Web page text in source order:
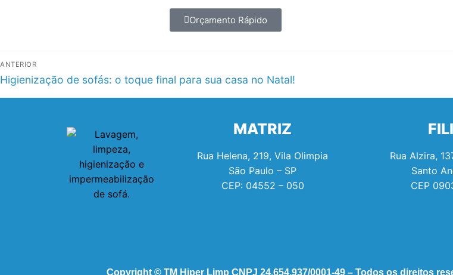
Orçamento Rápido
ANTERIOR
Higienização de sofás: o toque final para sua casa no Natal!
MATRIZ
Rua Helena, 219, Vila Olimpia
São Paulo – SP
CEP: 04552 – 050
Rua Alzira,
Santo
CEP
Copyright © TM Hiper Limp CNPJ 24.654.937/0001-49 – Todos os direitos